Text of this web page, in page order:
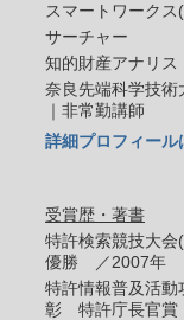
スマートワークス
サーチャー
知的財産アナリス
奈良先端科学技術
｜非常勤講師
詳細プロフィール
受賞歴・著書
特許検索競技大
優勝 ／2007年
特許情報普及活動
彰 特許庁長官